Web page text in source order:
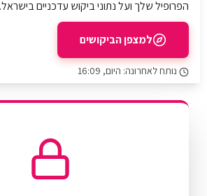
הפרופיל שלך ועל נתוני ביקוש עדכניים בישראל.
למצפן הביקושים
נותח לאחרונה: היום, 16:09